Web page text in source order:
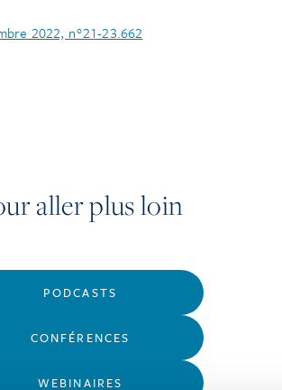
2022, n°21-23.662
aller plus loin
PODCASTS
CONFÉRENCES
WEBINAIRES